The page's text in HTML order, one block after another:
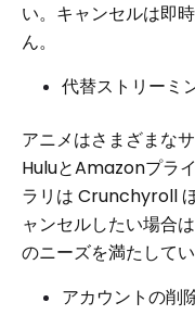
い。キャンセルは即
ん。
代替ストリーミ
アニメはさまざまな
HuluとAmazonプラ
ラリは Crunchyroll
ャンセルしたい場合
のニーズを満たして
アカウントの削